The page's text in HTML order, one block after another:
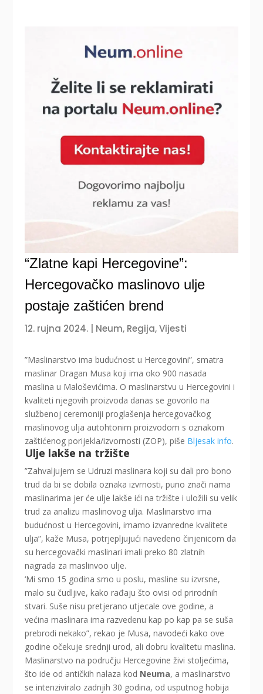
“Zlatne kapi Hercegovine”:
Hercegovačko maslinovo ulje
postaje zaštićen brend
12. rujna 2024. Neum, Regija,Vijesti
”Maslinarstvo ima budućnost u Hercegovini”, smatra
maslinar Dragan Musa koji ima oko 900 nasada
maslina u Maloševićima. O maslinarstvu u Hercegovini i
kvaliteti njegovih proizvoda danas se govorilo na
službenoj ceremoniji proglašenja hercegovačkog
maslinovog ulja autohtonim proizvodom s oznakom
zaštićenog porijekla/izvornosti (ZOP), piše Bljesak info.
Ulje lakše na tržište
”Zahvaljujem se Udruzi maslinara koji su dali pro bono
trud da bi se dobila oznaka izvrnosti, puno znači nama
maslinarima jer će ulje lakše ići na tržište i uložili su velik
trud za analizu maslinovog ulja. Maslinarstvo ima
budućnost u Hercegovini, imamo izvanredne kvalitete
ulja”, kaže Musa, potrjepljujući navedeno činjenicom da
su hercegovački maslinari imali preko 80 zlatnih
nagrada za maslinvoo ulje.
‘Mi smo 15 godina smo u poslu, masline su izvrsne,
malo su čudljive, kako rađaju što ovisi od prirodnih
stvari. Suše nisu pretjerano utjecale ove godine, a
većina maslinara ima razvedenu kap po kap pa se suša
prebrodi nekako”, rekao je Musa, navodeći kako ove
godine očekuje srednji urod, ali dobru kvalitetu maslina.
Maslinarstvo na području Hercegovine živi stoljećima,
što ide od antičkih nalaza kod Neuma, a maslinarstvo
se intenziviralo zadnjih 30 godina, od usputnog hobija